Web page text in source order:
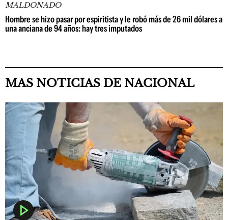
MALDONADO
Hombre se hizo pasar por espiritista y le robó más de 26 mil dólares a
una anciana de 94 años: hay tres imputados
MAS NOTICIAS DE NACIONAL